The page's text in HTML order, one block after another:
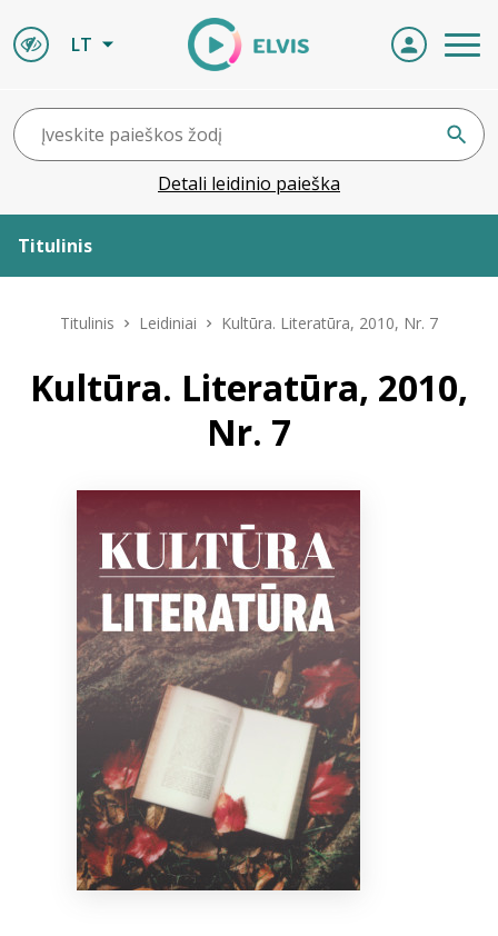
LT
Detali leidinio paieška
Titulinis
Leidiniai
Naujienos
Bibliotekoms
+370 667 80 541
info@elvislab.lt
Titulinis Leidiniai Kultūra. Literatūra, 2010, Nr. 7
Kultūra. Literatūra, 2010,
Nr. 7